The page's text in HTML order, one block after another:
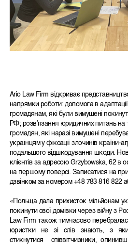
Ario Law Firm відкриває
напрямки роботи: допомога в адаптації
громадянам, які були вимушені
РФ; розв’язання юридичних питань на
громадян, які наразі вимушені
українцям у фіксації злочинів
подальшого відшкодування шкоди.
клієнтів за адресою Grzybowska, 62 в
на першому поверсі. Записатися на
дзвінком за номером +48 783 816 822
«Польща дала прихисток мільйонам
покинути свої домівки через війну з
Law Firm також тимчасово
юристки не зі слів знають, з
стикнутися співвітчизники,